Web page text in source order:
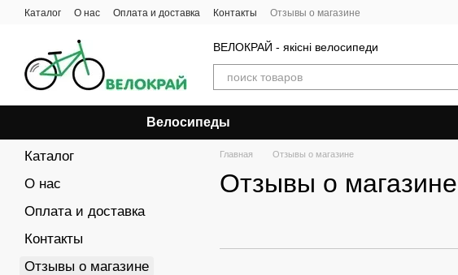
Перейти к основному контенту
Каталог О нас Оплата и доставка Контакты Отзывы о магазине
ВЕЛОКРАЙ - якісні велосипеди
Велосипеды
Главная Отзывы о магазине
Отзывы о магазине
Каталог
О нас
Оплата и доставка
Контакты
Отзывы о магазине